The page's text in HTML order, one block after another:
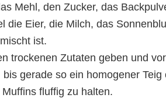
Mehl, den Zucker, das
die Eier, die Milch, das
ist.
trockenen Zutaten geben und
gerade so ein homogener
fluffig zu halten.